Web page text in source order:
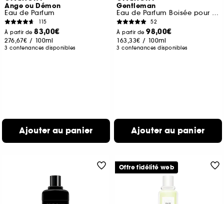
Ange ou Démon
Eau de Parfum
115
À partir de83,00€
276,67€ / 100ml
3 contenances disponibles
Ajouter au panier
Gentleman
Eau de Parfum Boisée pour Homme
52
À partir de98,00€
163,33€ / 100ml
3 contenances disponibles
Ajouter au panier
Offre fidélité web